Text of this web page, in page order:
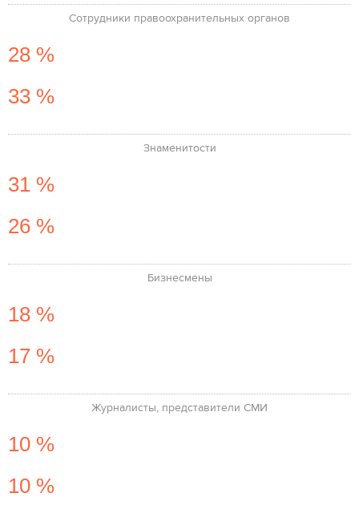
Сотрудники правоохранительных органов
28 %
33 %
Знаменитости
31 %
26 %
Бизнесмены
18 %
17 %
Журналисты, представители СМИ
10 %
10 %